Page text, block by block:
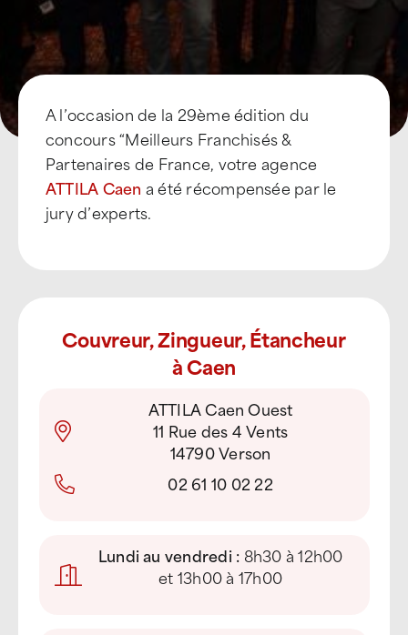
A l’occasion de la 29ème édition du
concours “Meilleurs Franchisés &
Partenaires de France, votre agence
ATTILA Caen a été récompensée par le
jury d’experts.
Couvreur, Zingueur, Étancheur
à Caen
ATTILA Caen Ouest
11 Rue des 4 Vents
14790 Verson
02 61 10 02 22
Lundi au vendredi : 8h30 à 12h00
et 13h00 à 17h00